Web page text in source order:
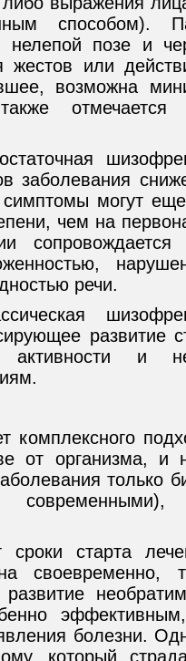
способом).
нелепой позе и
жестов или
возможна
заболевания
могут
чем на
сопровождается
речи.
развитие
и
комплексного
от организма, и
только
сроки старта
своевременно,
развитие
болезни.
который